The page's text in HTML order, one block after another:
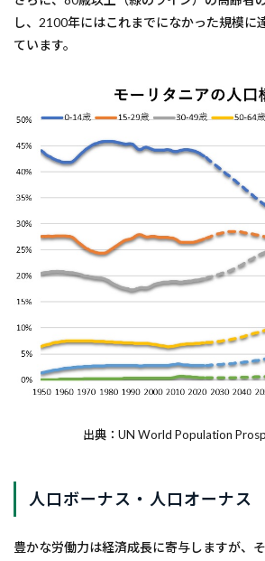
し、2100年にはこれまでになかった規模に
ています。
出典：UN World Population
人口ボーナス・人口オーナス
豊かな労働力は経済成長に寄与しますが、